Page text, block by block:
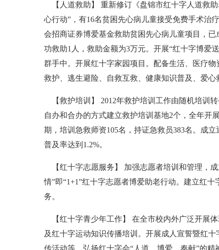
【人道救助】 重新修订《盘锦市红十字人道救
心行动”，有16名贫困先心病儿童接受免费手术治
会招商证券博爱基金救助贫困先心病儿童项目，
功救助1人，救助金额为3万元。开展“红十字博爱
群手中。开展红十字家园项目。配备生活、医疗
救护、逃生避险、自救互救、健康知识普及、爱
【救护培训】 2012年救护培训工作由随机培训
自办和合办的方式建立救护培训基地2个，全年开
期，培训急救师资105名，持证急救员383名。成
普及率达到1.2%。
【红十字志愿服务】 加强志愿者培训和管理，
情”即“1+1”红十字志愿者博爱助老行动。建立红
务。
【红十字青少年工作】 在全市校内外广泛开展
及红十字运动知识传播培训。开展成人宣誓暨红
传活动等。弘扬红十字会“人道、博爱、奉献”的